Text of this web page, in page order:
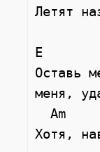
Летят
E
Оставь
меня,
  Am                     С
Хотя,